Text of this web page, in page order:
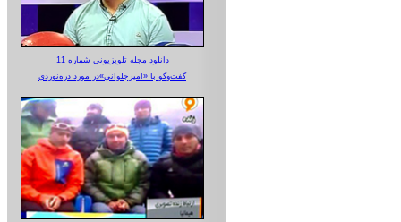
دانلود مجله تلویزیونی شماره 11
گفت‌وگو با «امیرجلوانی»در مورد دره‌نوردی